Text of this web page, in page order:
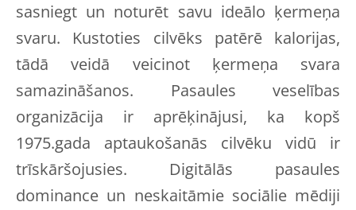
sasniegt un noturēt savu ideālo ķermeņa
svaru. Kustoties cilvēks patērē kalorijas,
tādā veidā veicinot ķermeņa svara
samazināšanos. Pasaules veselības
organizācija ir aprēķinājusi, ka kopš
1975.gada aptaukošanās cilvēku vidū ir
trīskāršojusies. Digitālās pasaules
dominance un neskaitāmie sociālie mēdiji